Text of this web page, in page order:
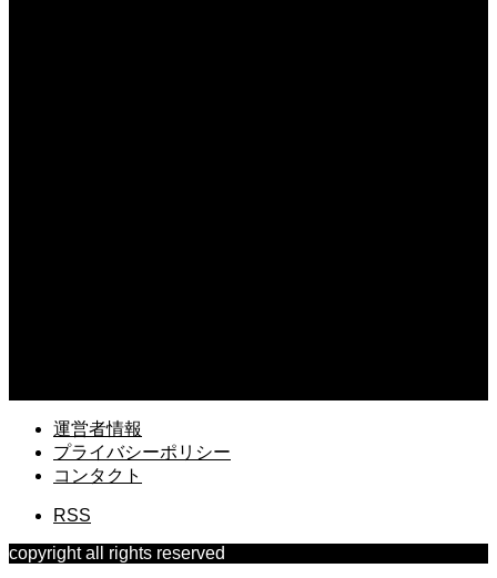
運営者情報
プライバシーポリシー
コンタクト
RSS
copyright all rights reserved